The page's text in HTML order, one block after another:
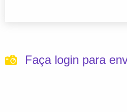
Faça login para